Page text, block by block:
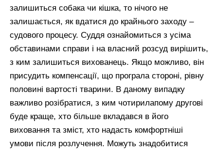
залишиться собака чи кішка, то нічого не
залишається, як вдатися до крайнього заходу –
судового процесу. Суддя ознайомиться з усіма
обставинами справи і на власний розсуд вирішить,
з ким залишиться вихованець. Якщо можливо, він
присудить компенсації, що програла стороні, рівну
половині вартості тварини. В даному випадку
важливо розібратися, з ким чотирилапому другові
буде краще, хто більше вкладався в його
виховання та зміст, хто надасть комфортніші
умови після розлучення. Можуть знадобитися